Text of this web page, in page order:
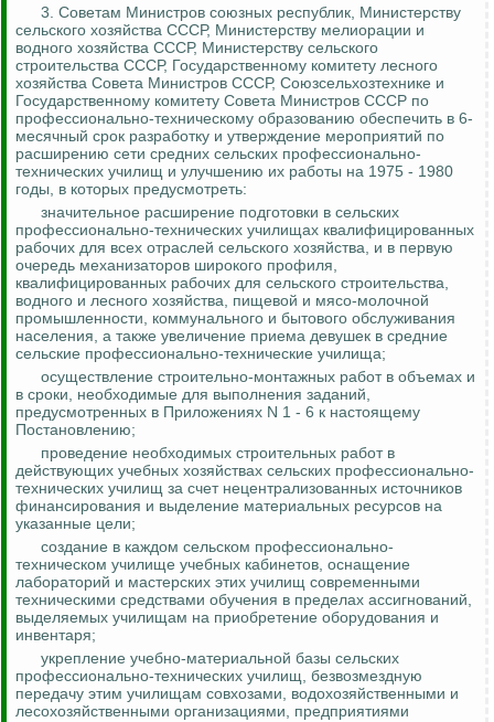
3. Советам Министров союзных республик, Министерству
сельского хозяйства СССР, Министерству мелиорации и
водного хозяйства СССР, Министерству сельского
строительства СССР, Государственному комитету лесного
хозяйства Совета Министров СССР, Союзсельхозтехнике и
Государственному комитету Совета Министров СССР по
профессионально-техническому образованию обеспечить в 6-
месячный срок разработку и утверждение мероприятий по
расширению сети средних сельских профессионально-
технических училищ и улучшению их работы на 1975 - 1980
годы, в которых предусмотреть:
значительное расширение подготовки в сельских
профессионально-технических училищах квалифицированных
рабочих для всех отраслей сельского хозяйства, и в первую
очередь механизаторов широкого профиля,
квалифицированных рабочих для сельского строительства,
водного и лесного хозяйства, пищевой и мясо-молочной
промышленности, коммунального и бытового обслуживания
населения, а также увеличение приема девушек в средние
сельские профессионально-технические училища;
осуществление строительно-монтажных работ в объемах и
в сроки, необходимые для выполнения заданий,
предусмотренных в Приложениях N 1 - 6 к настоящему
Постановлению;
проведение необходимых строительных работ в
действующих учебных хозяйствах сельских профессионально-
технических училищ за счет нецентрализованных источников
финансирования и выделение материальных ресурсов на
указанные цели;
создание в каждом сельском профессионально-
техническом училище учебных кабинетов, оснащение
лабораторий и мастерских этих училищ современными
техническими средствами обучения в пределах ассигнований,
выделяемых училищам на приобретение оборудования и
инвентаря;
укрепление учебно-материальной базы сельских
профессионально-технических училищ, безвозмездную
передачу этим училищам совхозами, водохозяйственными и
лесохозяйственными организациями, предприятиями